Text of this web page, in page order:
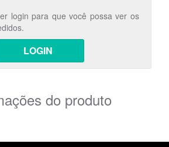
login para que você possa ver os
LOGIN
do produto